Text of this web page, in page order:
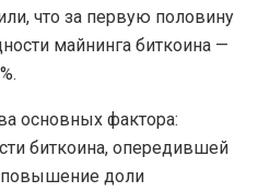
что за первую половину
майнинга биткоина —
основных фактора:
биткоина, опередившей
повышение доли